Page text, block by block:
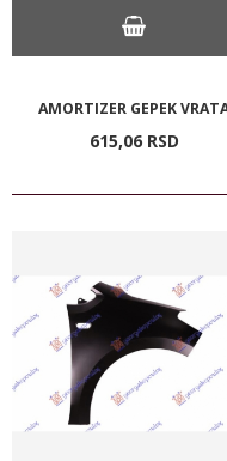
AMORTIZER GEPEK
615,06 RSD